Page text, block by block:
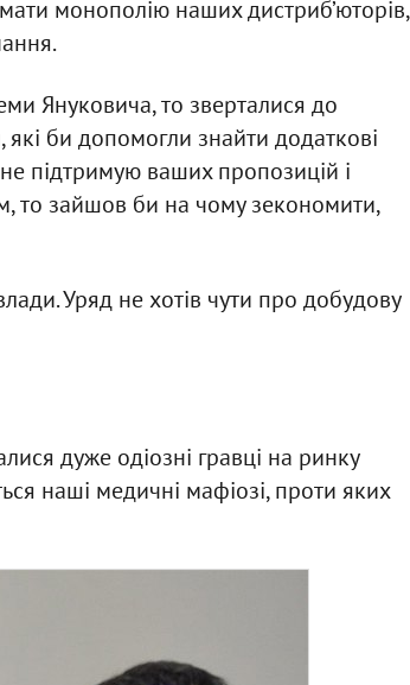
монополію наших дистриб’юторів,
Януковича, то зверталися до
які би допомогли знайти додаткові
підтримую ваших пропозицій і
то зайшов би на чому зекономити,
Уряд не хотів чути про добудову
дуже одіозні гравці на ринку
наші медичні мафіозі, проти яких